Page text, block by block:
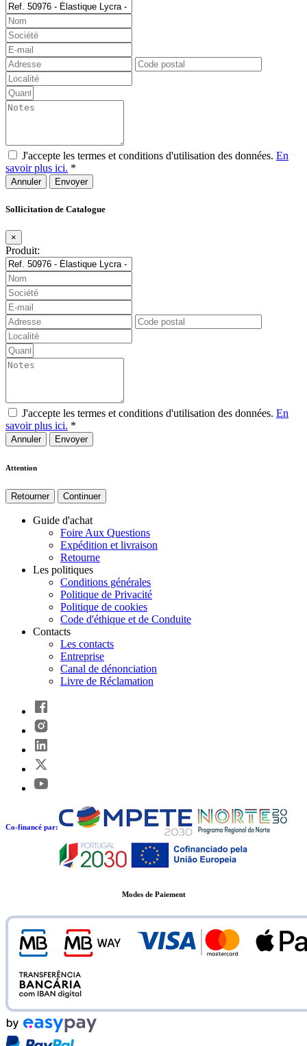
J'accepte les termes et conditions d'utilisation des données. En
savoir plus ici. *
Annuler
Sollicitation de Catalogue
×
Produit:
J'accepte les termes et conditions d'utilisation des données. En
savoir plus ici. *
Annuler
Attention
Retourner Continuer
Guide d'achat
Foire Aux Questions
Expédition et livraison
Retourne
Les politiques
Conditions générales
Politique de Privacité
Politique de cookies
Code d'éthique et de Conduite
Contacts
Les contacts
Entreprise
Canal de dénonciation
Livre de Réclamation
Co-financé par:
Modes de Paiement